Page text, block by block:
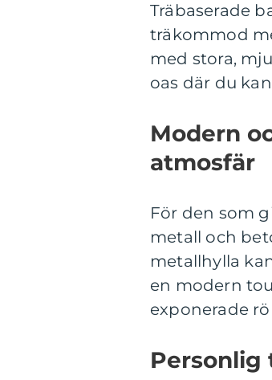
Träbaserade
träkommod
med stora,
oas där du
Modern
atmosfär
För den som
metall och
metallhylla
en modern
exponerade
Personlig